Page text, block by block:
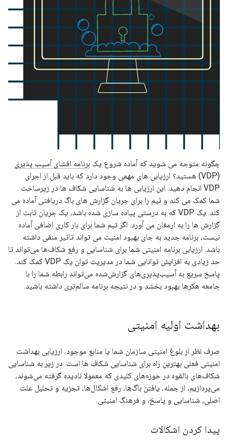
چگونه متوجه می شوید که آماده شروع یک برنامه افشای آسیب پذیری
(VDP) هستید؟ ارزیابی های مهمی وجود دارد که باید قبل از اجرای
VDP انجام دهید. این ارزیابی ها به شناسایی شکاف ها در زیرساخت
شما کمک می کند و تیم را برای جریان گزارش های باگ دریافتی آماده می
کند. یک VDP که به درستی پیاده سازی شده باشد، یک جریان ثابت از
گزارش ها را به ارمغان می آورد. اگر تیم شما برای بار کاری اضافی آماده
نیست، برنامه جدید به جای بهبود امنیت می تواند تاثیر منفی داشته
باشد. ارزیابی برنامه امنیتی شما برای شناسایی و رفع شکاف‌ها می‌تواند تا
حد زیادی به افزایش توانایی شما در مدیریت توان یک VDP کمک کند.
پاسخ سریع به آسیب‌پذیری‌های گزارش‌شده می‌تواند رابطه شما را با
جامعه هکرها بهبود بخشد و در نتیجه برنامه سالم‌تری داشته باشید.
بهداشت اولیه امنیتی
صرف نظر از بلوغ امنیتی سازمان شما یا منابع موجود، ارزیابی بهداشت
امنیتی فعلی بهترین راه برای شناسایی شکاف ها است. در زیر به شناسایی
شکاف‌های بالقوه در حوزه‌های کلیدی که معمولا نادیده گرفته می‌شوند،
می‌پردازیم، از جمله، یافتن باگ‌ها، رفع اشکال‌ها، تجزیه و تحلیل علت
اصلی، شناسایی و پاسخ، و فرهنگ امنیتی.
پیدا کردن اشکالات